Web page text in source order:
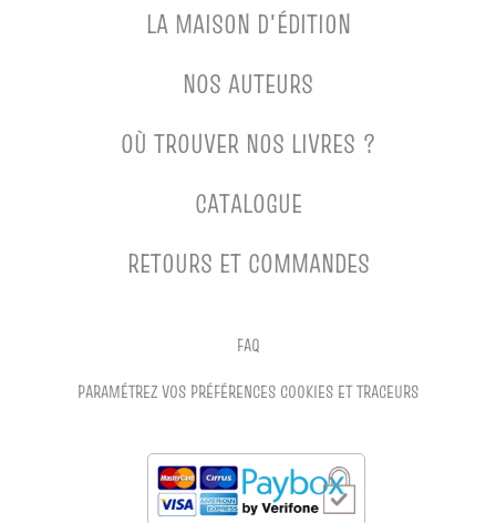
LA MAISON D'ÉDITION
NOS AUTEURS
OÙ TROUVER NOS LIVRES ?
CATALOGUE
RETOURS ET COMMANDES
FAQ
PARAMÉTREZ VOS PRÉFÉRENCES COOKIES ET TRACEURS